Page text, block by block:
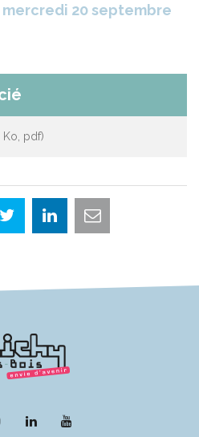
20 septembre
Ko, pdf
Lien
Lien